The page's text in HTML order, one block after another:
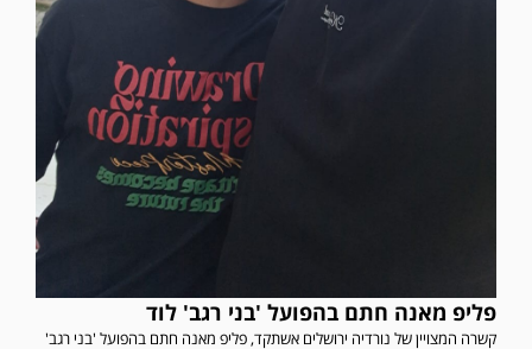
פליפ מאנה חתם בהפועל 'בני רגב' לוד
קשרה המצויין של נורדיה ירושלים אשתקד, פליפ מאנה חתם בהפועל 'בני רגב'